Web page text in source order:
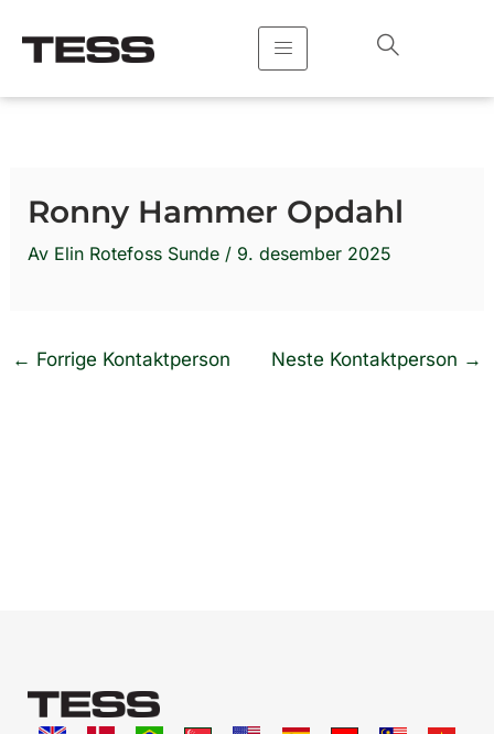
rett
Ronny Hammer Opdahl
Av Elin Rotefoss Sunde / 9. desember 2025
← Forrige Kontaktperson Neste Kontaktperson →